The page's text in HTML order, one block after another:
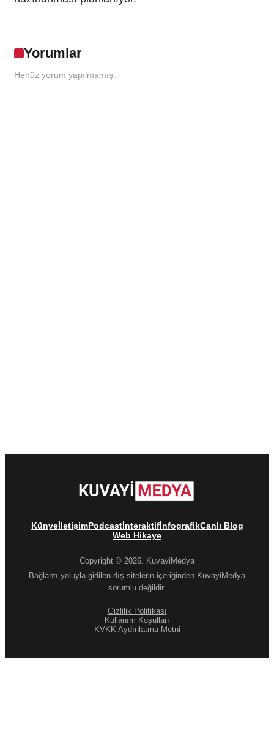
Yorumlar
Henüz yorum yapılmamış.
KünyeİletişimPodcastİnteraktifİnfografikCanlı Blog
Web Hikaye
Copyright © 2026. KuvayiMedya
Bağlantı yoluyla gidilen dış sitelerin içeriğinden KuvayiMedya
sorumlu değildir.
Gizlilik Politikası
Kullanım Koşulları
KVKK Aydınlatma Metni